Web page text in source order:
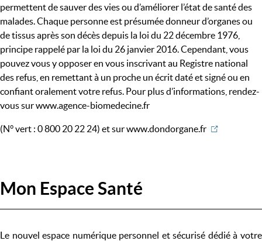
permettent de sauver des vies ou d’améliorer l’état de santé des
malades. Chaque personne est présumée donneur d’organes ou
de tissus après son décès depuis la loi du 22 décembre 1976,
principe rappelé par la loi du 26 janvier 2016. Cependant, vous
pouvez vous y opposer en vous inscrivant au Registre national
des refus, en remettant à un proche un écrit daté et signé ou en
confiant oralement votre refus. Pour plus d’informations, rendez-
vous sur www.agence-biomedecine.fr
(N° vert : 0 800 20 22 24) et surwww.dondorgane.fr
Mon Espace Santé
Le nouvel espace numérique personnel et sécurisé dédié à votre